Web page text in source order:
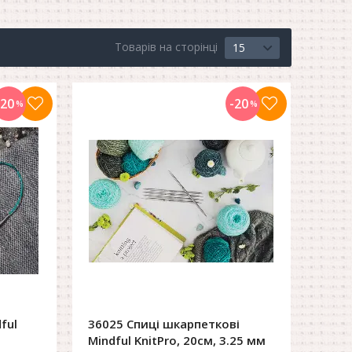
Товарів на сторінці 15
%
36025 Спиці шкарпеткові
Mindful KnitPro, 20см, 3.25 мм
-20%